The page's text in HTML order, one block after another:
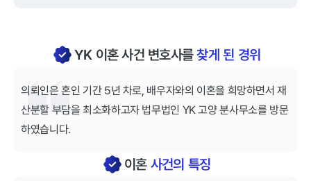
YK 이혼 사건 변호사를찾게 된 경위
의뢰인은 혼인 기간 5년 차로, 배우자와의 이혼을 희망하면서 재
산분할 부담을 최소화하고자 법무법인 YK 고양 분사무소를 방문
하였습니다.
이혼 사건의 특징